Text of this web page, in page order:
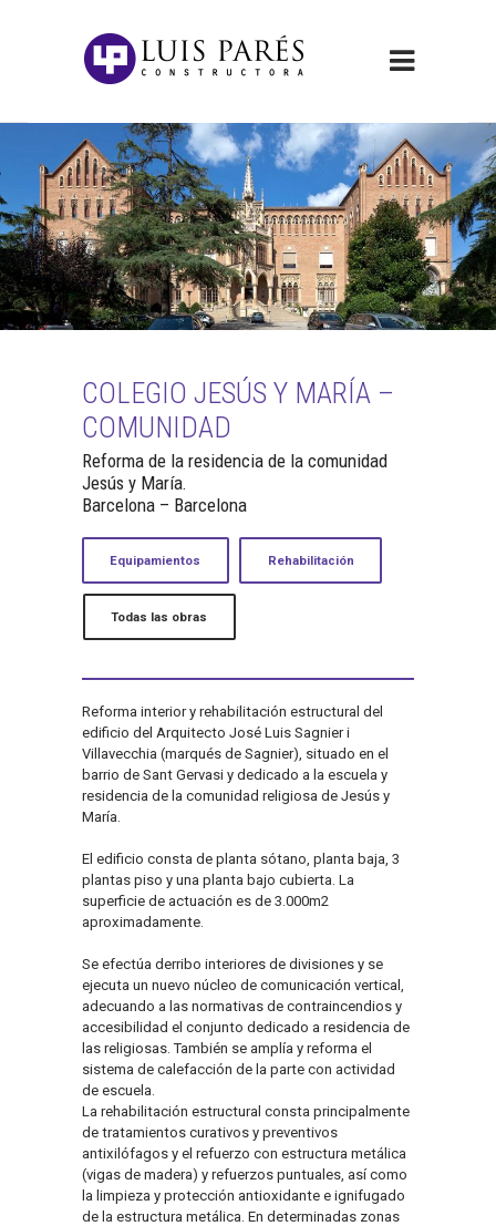
COLEGIO JESÚS Y MARÍA –
COMUNIDAD
Reforma de la residencia de la comunidad
Jesús y María.
Barcelona – Barcelona
Equipamientos Rehabilitación
Todas las obras
Reforma interior y rehabilitación estructural del
edificio del Arquitecto José Luis Sagnier i
Villavecchia (marqués de Sagnier), situado en el
barrio de Sant Gervasi y dedicado a la escuela y
residencia de la comunidad religiosa de Jesús y
María.
El edificio consta de planta sótano, planta baja, 3
plantas piso y una planta bajo cubierta. La
superficie de actuación es de 3.000m2
aproximadamente.
Se efectúa derribo interiores de divisiones y se
ejecuta un nuevo núcleo de comunicación vertical,
adecuando a las normativas de contraincendios y
accesibilidad el conjunto dedicado a residencia de
las religiosas. También se amplía y reforma el
sistema de calefacción de la parte con actividad
de escuela.
La rehabilitación estructural consta principalmente
de tratamientos curativos y preventivos
antixilófagos y el refuerzo con estructura metálica
(vigas de madera) y refuerzos puntuales, así como
la limpieza y protección antioxidante e ignifugado
de la estructura metálica. En determinadas zonas